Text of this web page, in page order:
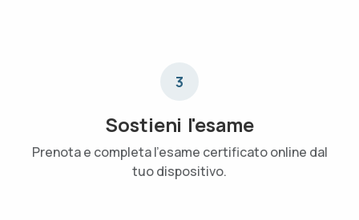
3
Sostieni l'esame
Prenota e completa l'esame certificato online dal
tuo dispositivo.